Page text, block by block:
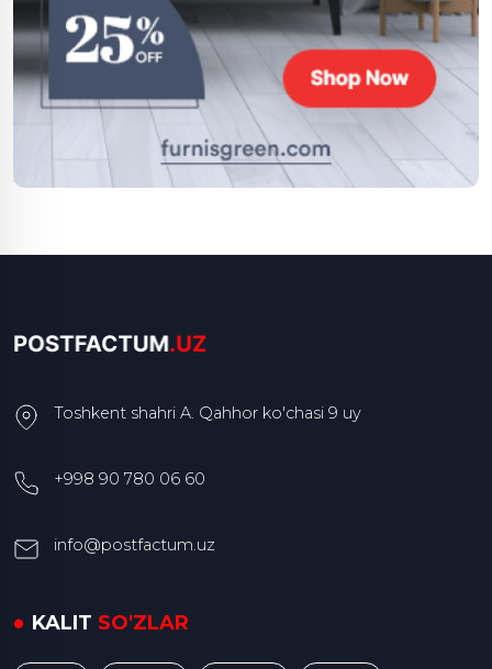
Toshkent shahri A. Qahhor ko'chasi 9 uy
+998 90 780 06 60
info@postfactum.uz
KALIT SO'ZLAR